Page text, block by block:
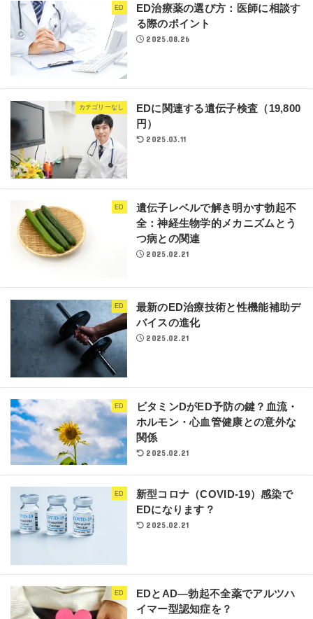
ED
ED治療薬の選び方：医師に相談す
る際のポイント
2025.08.26
カテゴリーなし
EDに関連する遺伝子検査（19,800
円）
2025.03.11
ED
遺伝子レベルで解き明かす勃起不
全：神経生物学的メカニズムとう
つ病との関連
2025.02.21
ED
最新のED治療技術と性機能補助デ
バイスの進化
2025.02.21
ED
ビタミンDがED予防の鍵？血流・
ホルモン・心血管健康との意外な
関係
2025.02.21
ED
新型コロナ（COVID-19）感染で
EDになります？
2025.02.21
ED
EDとAD―勃起不全薬でアルツハ
イマー型認知症を？